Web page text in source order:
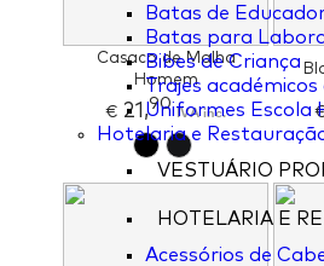
Batas de
Batas para
Bibes de Criança
Trajes
Uniformes Escola
Hotelaria e
VESTUÁRIO
HOTELARIA E
Acessórios de
Casaco de Malha
Homem
€ 21,90 IVA inc.